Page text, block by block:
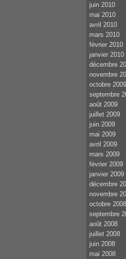
juin 2010
mai 2010
avril 2010
mars 2010
février 2010
janvier 2010
décembre
novembre
octobre 2009
septembre
août 2009
juillet 2009
juin 2009
mai 2009
avril 2009
mars 2009
février 2009
janvier 2009
décembre
novembre
octobre 2008
septembre
août 2008
juillet 2008
juin 2008
mai 2008